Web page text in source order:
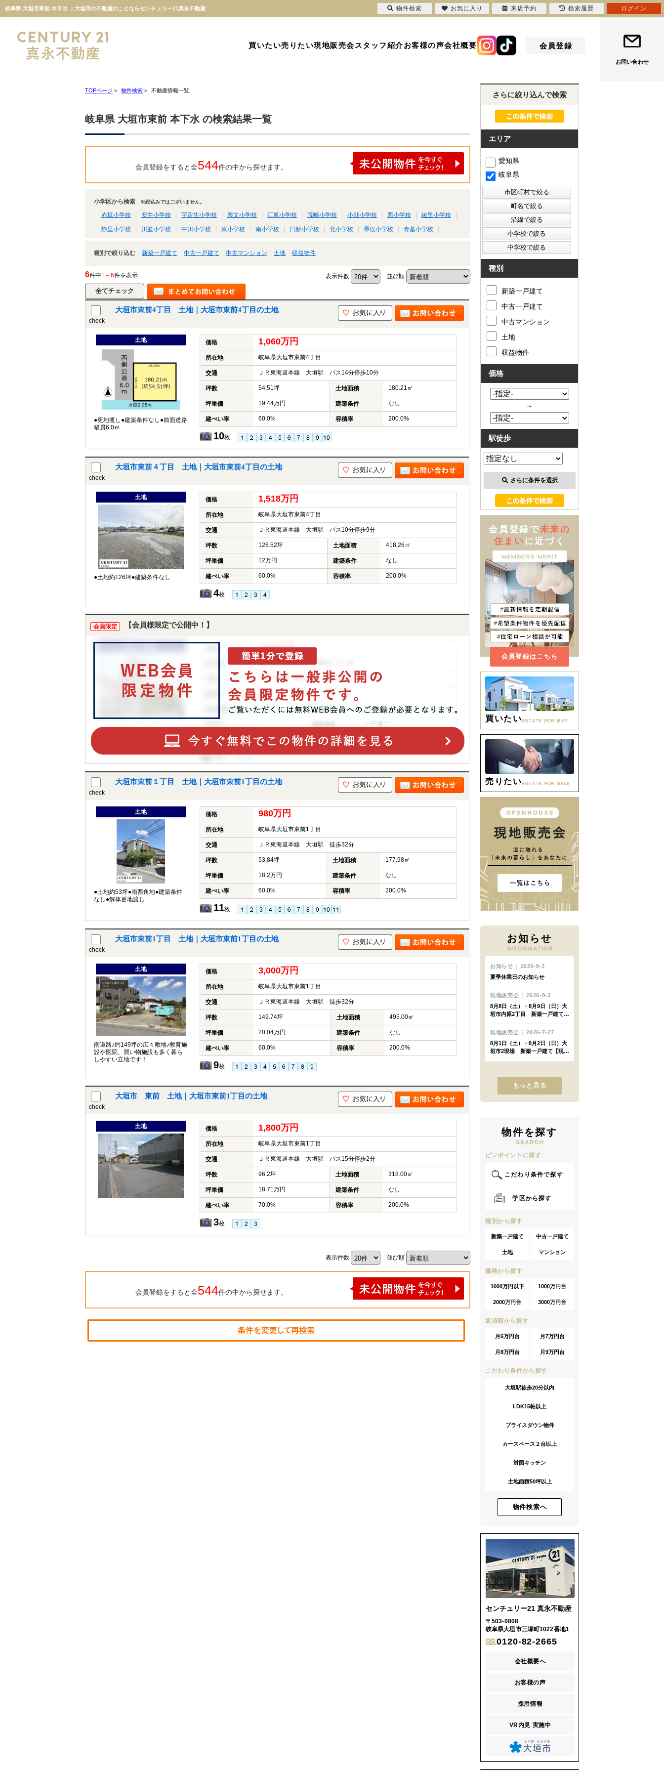
岐阜県 大垣市東前 本下水 ｜大垣市の不動産のことならセンチュリー21真永不動産
買いたい売りたい現地販売会スタッフ紹介お客様の声会社概要 会員登録
お問い合わせ
TOPページ > 物件検索 > 不動産情報一覧
岐阜県 大垣市東前 本下水 の検索結果一覧
会員登録をすると全544件の中から探せます。
小学区から検索 ※絞込みではございません。
赤坂小学校 安井小学校 宇留生小学校 興文小学校 江東小学校 荒崎小学校 小野小学校 西小学校 綾里小学校
静里小学校 川並小学校 中川小学校 東小学校 南小学校 日新小学校 北小学校 墨俣小学校 青墓小学校
種別で絞り込む 新築一戸建て 中古一戸建て 中古マンション 土地 収益物件
6件中1～6件を表示 表示件数 並び順
check
大垣市東前4丁目 土地｜大垣市東前4丁目の土地
土地
●更地渡し●建築条件なし●前面道路
幅員6.0ｍ
価格 1,060万円
所在地 岐阜県大垣市東前4丁目
交通 ＪＲ東海道本線 大垣駅 バス14分停歩10分
坪数 54.51坪 土地面積 180.21㎡
坪単価 19.44万円 建築条件 なし
建ぺい率 60.0% 容積率 200.0%
10枚
check
大垣市東前４丁目 土地｜大垣市東前4丁目の土地
土地
●土地約126坪●建築条件なし
価格 1,518万円
所在地 岐阜県大垣市東前4丁目
交通 ＪＲ東海道本線 大垣駅 バス10分停歩9分
坪数 126.52坪 土地面積 418.26㎡
坪単価 12万円 建築条件 なし
建ぺい率 60.0% 容積率 200.0%
4枚
会員限定 【会員様限定で公開中！】
check
大垣市東前１丁目 土地｜大垣市東前1丁目の土地
土地
●土地約53坪●南西角地●建築条件
なし●解体更地渡し
価格 980万円
所在地 岐阜県大垣市東前1丁目
交通 ＪＲ東海道本線 大垣駅 徒歩32分
坪数 53.84坪 土地面積 177.98㎡
坪単価 18.2万円 建築条件 なし
建ぺい率 60.0% 容積率 200.0%
11枚
check
大垣市東前1丁目 土地｜大垣市東前1丁目の土地
土地
南道路♪約149坪の広々敷地♪教育施
設や医院、買い物施設も多く暮ら
しやすい立地です！
価格 3,000万円
所在地 岐阜県大垣市東前1丁目
交通 ＪＲ東海道本線 大垣駅 徒歩32分
坪数 149.74坪 土地面積 495.00㎡
坪単価 20.04万円 建築条件 なし
建ぺい率 60.0% 容積率 200.0%
9枚
check
大垣市 東前 土地｜大垣市東前1丁目の土地
土地 価格 1,800万円
所在地 岐阜県大垣市東前1丁目
交通 ＪＲ東海道本線 大垣駅 バス15分停歩2分
坪数 96.2坪 土地面積 318.00㎡
坪単価 18.71万円 建築条件 なし
建ぺい率 70.0% 容積率 200.0%
3枚
表示件数 並び順
会員登録をすると全544件の中から探せます。
さらに絞り込んで検索
エリア
愛知県
岐阜県
種別
新築一戸建て
中古一戸建て
中古マンション
土地
収益物件
価格
～
駅徒歩
さらに条件を選択
会員登録で未来の
住まい に近づく
会員登録はこちら
買いたい
売りたい
お知らせ
もっと見る
物件を探す
ピンポイントに探す
こだわり条件で探す
学区から探す
種別から探す
新築一戸建て 中古一戸建て
土地 マンション
価格から探す
1000万円以下 1000万円台
2000万円台 3000万円台
返済額から探す
月6万円台 月7万円台
月8万円台 月9万円台
こだわり条件から探す
大垣駅徒歩20分以内
LDK15帖以上
プライスダウン物件
カースペース２台以上
対面キッチン
土地面積50坪以上
物件検索へ
センチュリー21 真永不動産
〒503-0808
岐阜県大垣市三塚町1022番地1
0120-82-2665
会社概要へ
お客様の声
採用情報
VR内見 実施中
物件検索 お気に入り 来店予約 検索履歴 ログイン